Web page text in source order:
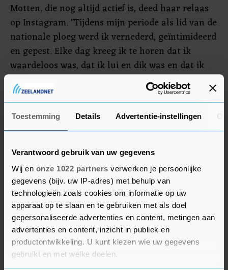
Toestemming Details Advertentie-instellingen
Verantwoord gebruik van uw gegevens
Wij en onze 1022 partners verwerken je persoonlijke
gegevens (bijv. uw IP-adres) met behulp van
technologieën zoals cookies om informatie op uw
apparaat op te slaan en te gebruiken met als doel
gepersonaliseerde advertenties en content, metingen aan
advertenties en content, inzicht in publiek en
productontwikkeling. U kunt kiezen wie uw gegevens
gebruikt en met welke doelen.
Motten, die nog altijd actief is, deed haar relaas
op Instagram. "Tijdens mijn periode als lid van de
nationale ploeg werd ik vernederd, geïntimideerd
en gepest. Elke dag kreeg ik te horen dat ik
waardeloos was, dat ik lui en dik was en dat ik
nooit wat zou bereiken."
Oud-turnster Waem vindt dat de Vlaamse
gymfederatie en de huidige trainers hun excuses
moeten maken voor de misstanden.